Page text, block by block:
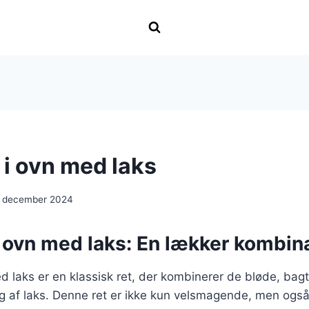
ovn med laks
december 2024
med laks: En lækker
laks er en klassisk ret, der kombinerer de bløde,
af laks. Denne ret er ikke kun velsmagende, men